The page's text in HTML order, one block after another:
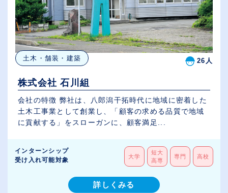
土木・舗装・建築 26人
株式会社 石川組
会社の特徴 弊社は、八郎潟干拓時代に地域に密着した
土木工事業として創業し、「顧客の求める品質で地域
に貢献する」をスローガンに、顧客満足...
インターンシップ
受け入れ可能対象
大学
短大
高専
専門 高校
詳しくみる